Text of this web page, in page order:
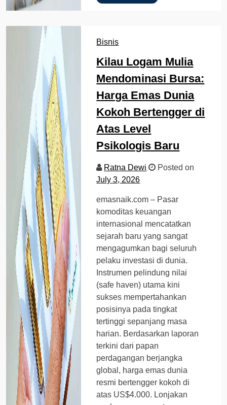
Bisnis
Kilau Logam Mulia
Mendominasi Bursa:
Harga Emas Dunia
Kokoh Bertengger di
Atas Level
Psikologis Baru
Ratna Dewi
Posted on
July 3, 2026
emasnaik.com – Pasar
komoditas keuangan
internasional mencatatkan
sejarah baru yang sangat
mengagumkan bagi seluruh
pelaku investasi di dunia.
Instrumen pelindung nilai
(safe haven) utama kini
sukses mempertahankan
posisinya pada tingkat
tertinggi sepanjang masa
harian. Berdasarkan laporan
terkini dari papan
perdagangan berjangka
global, harga emas dunia
resmi bertengger kokoh di
atas US$4.000. Lonjakan